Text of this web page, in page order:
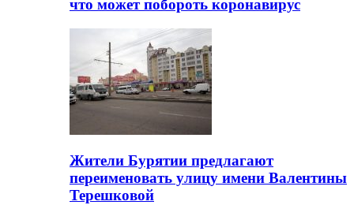
что может побороть коронавирус
Жители Бурятии предлагают
переименовать улицу имени Валентины
Терешковой